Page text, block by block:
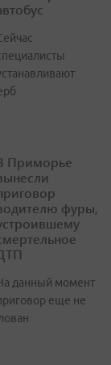
Приморье
фуры,
данный момент
еще не